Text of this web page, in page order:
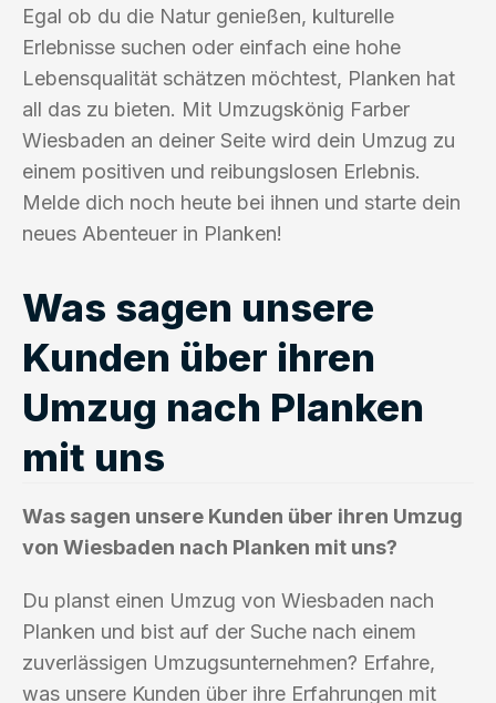
Egal ob du die Natur genießen, kulturelle
Erlebnisse suchen oder einfach eine hohe
Lebensqualität schätzen möchtest, Planken hat
all das zu bieten. Mit Umzugskönig Farber
Wiesbaden an deiner Seite wird dein Umzug zu
einem positiven und reibungslosen Erlebnis.
Melde dich noch heute bei ihnen und starte dein
neues Abenteuer in Planken!
Was sagen unsere
Kunden über ihren
Umzug nach Planken
mit uns
Was sagen unsere Kunden über ihren Umzug
von Wiesbaden nach Planken mit uns?
Du planst einen Umzug von Wiesbaden nach
Planken und bist auf der Suche nach einem
zuverlässigen Umzugsunternehmen? Erfahre,
was unsere Kunden über ihre Erfahrungen mit